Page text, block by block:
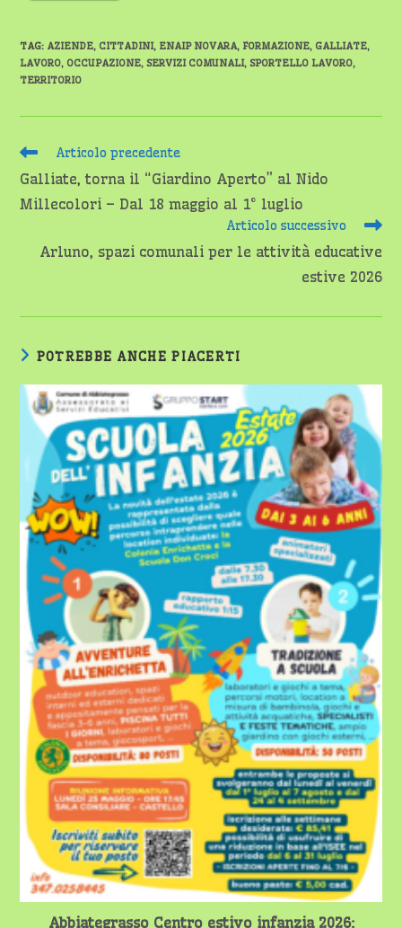
TAG: AZIENDE, CITTADINI, ENAIP NOVARA, FORMAZIONE, GALLIATE,
LAVORO, OCCUPAZIONE, SERVIZI COMUNALI, SPORTELLO LAVORO,
TERRITORIO
Leggi
articoli
Articolo precedente
Galliate, torna il “Giardino Aperto” al Nido
Millecolori – Dal 18 maggio al 1° luglio
Articolo successivo
Arluno, spazi comunali per le attività educative
estive 2026
POTREBBE ANCHE PIACERTI
Abbiategrasso Centro estivo infanzia 2026: